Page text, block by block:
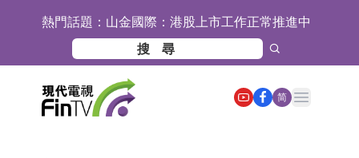
熱門話題： 山金國際：港股上市工作正常推進中
【異動股】港股跌幅榜前十，九福來
(08611.HK)跌21.43%，天瑞汽車内飾
(06162.HK)跌18.44%
【異動股】港股漲幅榜前十，佳明集
團控股(01271.HK)漲+78.22%，拿森
斯迪克：公司為國內摺疊屏核心功能
简
Open main menu